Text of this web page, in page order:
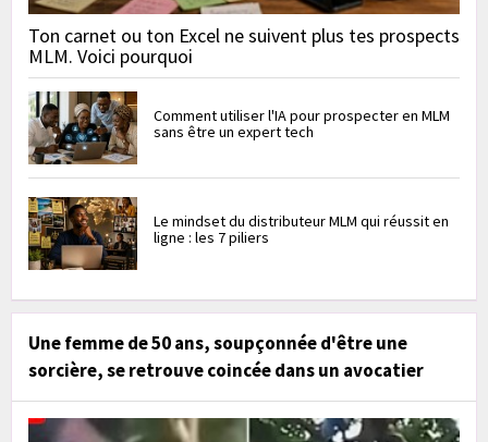
Ton carnet ou ton Excel ne suivent plus tes prospects
MLM. Voici pourquoi
Comment utiliser l'IA pour prospecter en MLM
sans être un expert tech
Le mindset du distributeur MLM qui réussit en
ligne : les 7 piliers
Une femme de 50 ans, soupçonnée d'être une
sorcière, se retrouve coincée dans un avocatier